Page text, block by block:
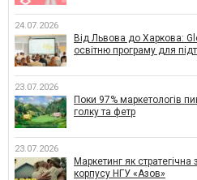
24.07.2026
Від Львова до Харкова:
освітню програму для
23.07.2026
Поки 97% маркетологів
голку та фетр
23.07.2026
Маркетинг як стратегічна
корпусу НГУ «Азов»